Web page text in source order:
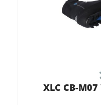
XLC CB-